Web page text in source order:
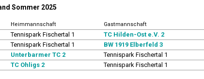
Sommer 2025
Heimmannschaft Gastmannschaft
Tennispark Fischertal 1 TC Hilden-Ost e.V. 2
Tennispark Fischertal 1 BW 1919 Elberfeld 3
Unterbarmer TC 2 Tennispark Fischertal 1
TC Ohligs 2 Tennispark Fischertal 1